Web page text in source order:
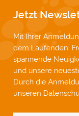
Jetzt
Mit Ihrer
dem Laufenden:
spannende
und unsere
Durch die
unseren